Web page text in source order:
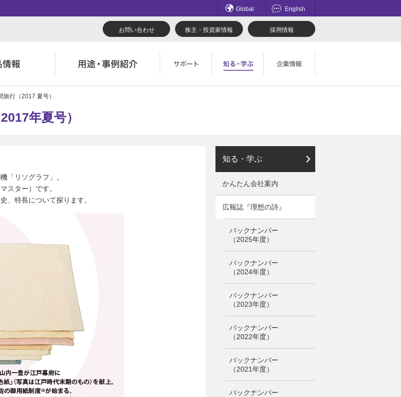
Global English
お問い合わせ 株主・投資家情報 採用情報
行（2017 夏号）
年夏号）
「リソグラフ」。
スター）です。
、特長について探ります。
知る・学ぶ
かんたん会社案内
広報誌『理想の詩』
バックナンバー
（2025年度）
バックナンバー
（2024年度）
バックナンバー
（2023年度）
バックナンバー
（2022年度）
バックナンバー
（2021年度）
バックナンバー